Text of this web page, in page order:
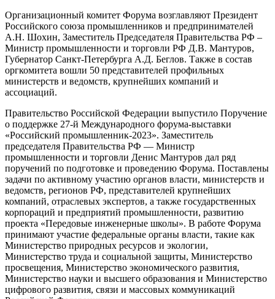
Организационный комитет Форума возглавляют Президент
Российского союза промышленников и предпринимателей
А.Н. Шохин, Заместитель Председателя Правительства РФ –
Министр промышленности и торговли РФ Д.В. Мантуров,
Губернатор Санкт-Петербурга А.Д. Беглов. Также в состав
оргкомитета вошли 50 представителей профильных
министерств и ведомств, крупнейших компаний и
ассоциаций.
Правительство Российской Федерации выпустило Поручение
о поддержке 27-й Международного форума-выставки
«Российский промышленник-2023». Заместитель
председателя Правительства РФ — Министр
промышленности и торговли Денис Мантуров дал ряд
поручений по подготовке и проведению Форума. Поставлены
задачи по активному участию органов власти, министерств и
ведомств, регионов РФ, представителей крупнейших
компаний, отраслевых экспертов, а также государственных
корпораций и предприятий промышленности, развитию
проекта «Передовые инженерные школы». В работе Форума
принимают участие федеральные органы власти, такие как
Министерство природных ресурсов и экологии,
Министерство труда и социальной защиты, Министерство
просвещения, Министерство экономического развития,
Министерство науки и высшего образования и Министерство
цифрового развития, связи и массовых коммуникаций